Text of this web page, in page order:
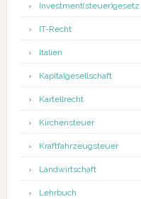
Investment(steuer)gesetz
IT-Recht
Italien
Kapitalgesellschaft
Kartellrecht
Kirchensteuer
Kraftfahrzeugsteuer
Landwirtschaft
Lehrbuch